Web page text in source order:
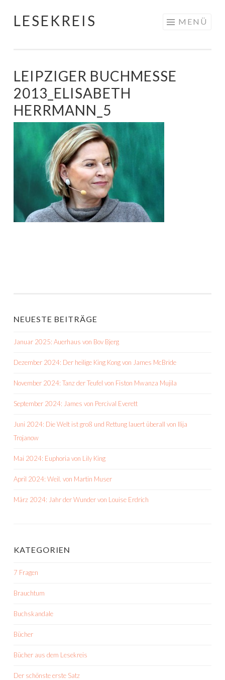
Springe
LESEKREIS MENÜ
LEIPZIGER BUCHMESSE
2013_ELISABETH
HERRMANN_5
NEUESTE BEITRÄGE
Januar 2025: Auerhaus von Bov Bjerg
Dezember 2024: Der heilige King Kong von James McBride
November 2024: Tanz der Teufel von Fiston Mwanza Mujila
September 2024: James von Percival Everett
Juni 2024: Die Welt ist groß und Rettung lauert überall von Ilija
Trojanow
Mai 2024: Euphoria von Lily King
April 2024: Weil. von Martin Muser
März 2024: Jahr der Wunder von Louise Erdrich
KATEGORIEN
7 Fragen
Brauchtum
Buchskandale
Bücher
Bücher aus dem Lesekreis
Der schönste erste Satz